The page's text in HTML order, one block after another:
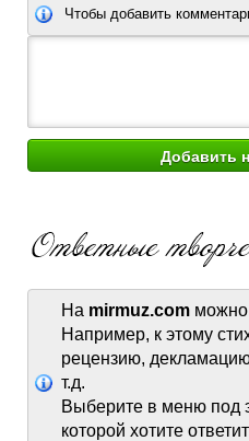
Чтобы добавить
На mirmuz.com можно
Например, к этому
рецензию,
т.д.
Выберите в меню под
которой хотите